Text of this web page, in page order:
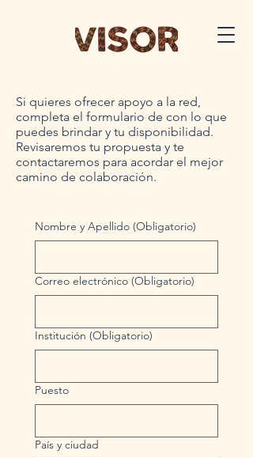
Si quieres ofrecer apoyo a la red,
completa el formulario de con lo que
puedes brindar y tu disponibilidad.
Revisaremos tu propuesta y te
contactaremos para acordar el mejor
camino de colaboración.
Nombre y Apellido (Obligatorio)
Correo electrónico (Obligatorio)
Institución (Obligatorio)
Puesto
País y ciudad